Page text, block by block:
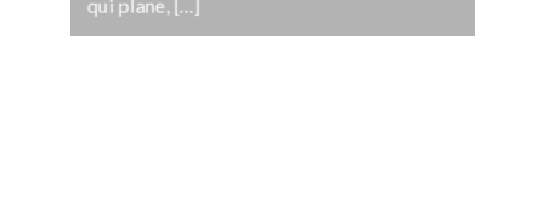
qui plane, […]